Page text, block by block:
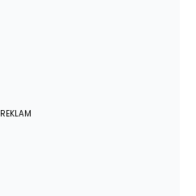
REKLAM